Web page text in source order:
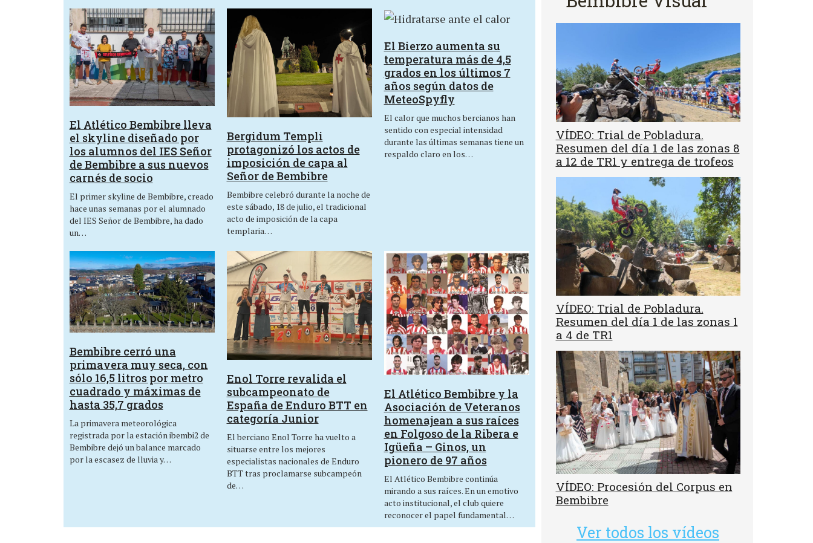
El Atlético Bembibre lleva
el skyline diseñado por
los alumnos del IES Señor
de Bembibre a sus nuevos
carnés de socio
El primer skyline de Bembibre, creado
hace unas semanas por el alumnado
del IES Señor de Bembibre, ha dado
un…
Bergidum Templi
protagonizó los actos de
imposición de capa al
Señor de Bembibre
Bembibre celebró durante la noche de
este sábado, 18 de julio, el tradicional
acto de imposición de la capa
templaria…
El Bierzo aumenta su
temperatura más de 4,5
grados en los últimos 7
años según datos de
MeteoSpyfly
El calor que muchos bercianos han
sentido con especial intensidad
durante las últimas semanas tiene un
respaldo claro en los…
Bembibre cerró una
primavera muy seca, con
sólo 16,5 litros por metro
cuadrado y máximas de
hasta 35,7 grados
La primavera meteorológica
registrada por la estación ibembi2 de
Bembibre dejó un balance marcado
por la escasez de lluvia y…
Enol Torre revalida el
subcampeonato de
España de Enduro BTT en
categoría Junior
El berciano Enol Torre ha vuelto a
situarse entre los mejores
especialistas nacionales de Enduro
BTT tras proclamarse subcampeón
de…
El Atlético Bembibre y la
Asociación de Veteranos
homenajean a sus raíces
en Folgoso de la Ribera e
Igüeña – Ginos, un
pionero de 97 años
El Atlético Bembibre continúa
mirando a sus raíces. En un emotivo
acto institucional, el club quiere
reconocer el papel fundamental…
VÍDEO: Trial de Pobladura.
Resumen del día 1 de las zonas 8
a 12 de TR1 y entrega de trofeos
VÍDEO: Trial de Pobladura.
Resumen del día 1 de las zonas 1
a 4 de TR1
VÍDEO: Procesión del Corpus en
Bembibre
Ver todos los vídeos